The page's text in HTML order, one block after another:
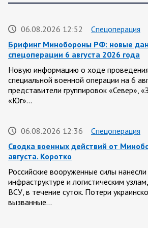
06.08.2026 12:52
Спецоперация
Брифинг Минобороны РФ: новые
спецоперации 6 августа 2026 года
Новую информацию о ходе
специальной военной операции на 6
представители группировок «Север»,
«Юг»…
06.08.2026 12:36
Спецоперация
Сводка военных действий от
августа. Коротко
Российские вооруженные силы
инфраструктуре и логистическим
ВСУ, в течение суток. Потери
вызванные…